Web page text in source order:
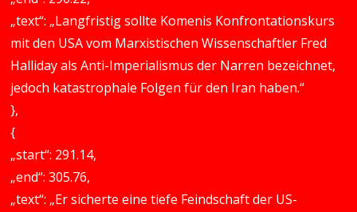
„text“: „Langfristig sollte Komenis Konfrontationskurs
mit den USA vom Marxistischen Wissenschaftler Fred
Halliday als Anti-Imperialismus der Narren bezeichnet,
jedoch katastrophale Folgen für den Iran haben.“
},
{
„start“: 291.14,
„end“: 305.76,
„text“: „Er sicherte eine tiefe Feindschaft der US-